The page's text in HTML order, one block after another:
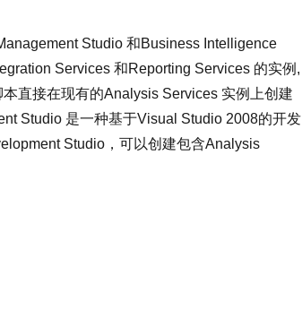
Studio 和Business Intelligence
Services 和Reporting Services 的实例,
直接在现有的Analysis Services 实例上创建
Studio 是一种基于Visual Studio 2008的开发
Studio，可以创建包含Analysis